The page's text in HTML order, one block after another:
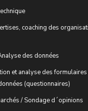
coaching des
des données
et analyse des
(questionnaires)
/ Sondage d´opinions